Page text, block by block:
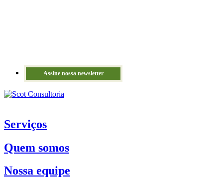
Assine nossa newsletter
Serviços
Quem somos
Nossa equipe